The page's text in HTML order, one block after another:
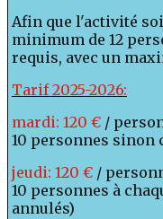
Afin que l'activité
minimum de 12
requis, avec un
Tarif 2025-2026:
mardi: 120 € /
10 personnes sinon
jeudi: 120 € /
10 personnes à
annulés)